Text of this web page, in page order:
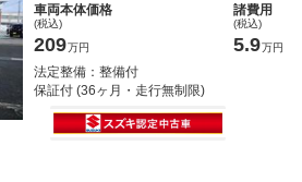
車両本体価格
(税込)
209万円
諸費用
(税込)
5.9万円
法定整備：整備付
保証付 (36ヶ月・走行無制限)